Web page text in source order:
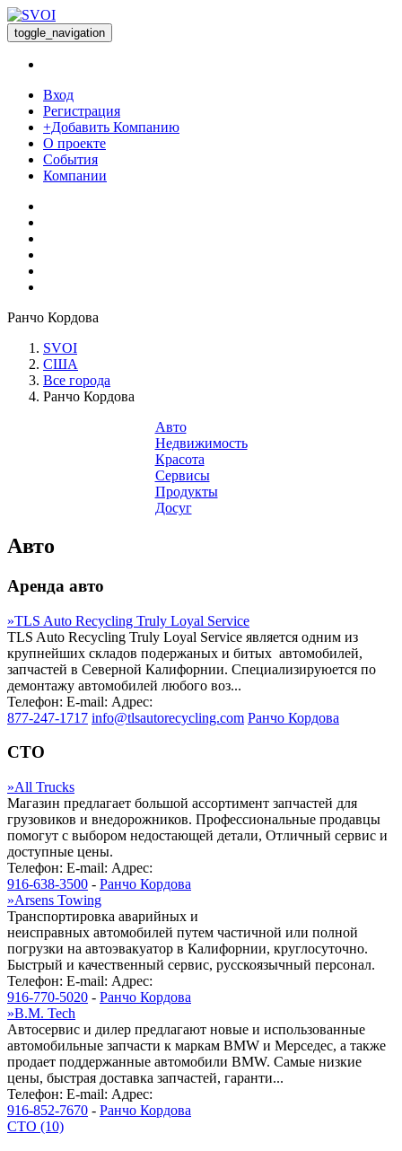
toggle_navigation
Вход
Регистрация
+Добавить Компанию
О проекте
События
Компании
Ранчо Кордова
SVOI
США
Все города
Ранчо Кордова
Авто
Недвижимость
Красота
Сервисы
Продукты
Досуг
Авто
Аренда авто
»TLS Auto Recycling Truly Loyal Service
TLS Auto Recycling Truly Loyal Service является одним из
крупнейших складов подержаных и битых автомобилей,
запчастей в Северной Калифорнии. Специализируюется по
демонтажу автомобилей любого воз...
Телефон: E-mail: Адрес:
877-247-1717 info@tlsautorecycling.com Ранчо Кордова
СТО
»All Trucks
Магазин предлагает большой ассортимент запчастей для
грузовиков и внедорожников. Профессиональные продавцы
помогут с выбором недостающей детали, Отличный сервис и
доступные цены.
Телефон: E-mail: Адрес:
916-638-3500 - Ранчо Кордова
»Arsens Towing
Транспортировка аварийных и
неисправных автомобилей путем частичной или полной
погрузки на автоэвакуатор в Калифорнии, круглосуточно.
Быстрый и качественный сервис, русскоязычный персонал.
Телефон: E-mail: Адрес:
916-770-5020 - Ранчо Кордова
»B.M. Tech
Автосервис и дилер предлагают новые и использованные
автомобильные запчасти к маркам BMW и Мерседес, а также
продает поддержанные автомобили BMW. Самые низкие
цены, быстрая доставка запчастей, гаранти...
Телефон: E-mail: Адрес:
916-852-7670 - Ранчо Кордова
СТО (10)